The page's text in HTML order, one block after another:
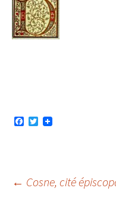
o
k
T
r
← Cosne, cité